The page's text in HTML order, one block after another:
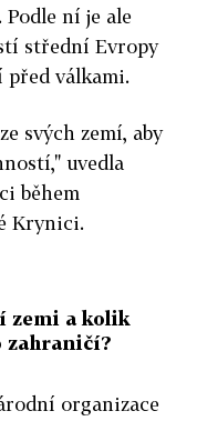
Podle ní je ale
střední Evropy
válkami.
svých zemí, aby
uvedla
během
Krynici.
zemi a kolik
zahraničí?
organizace